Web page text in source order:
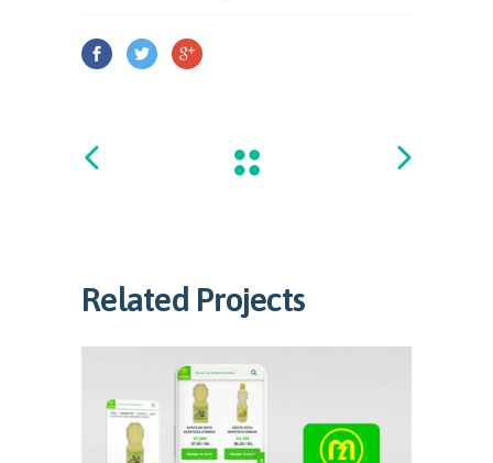
Related Projects